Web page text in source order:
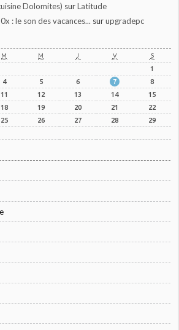
Dolomites) surLatitude
: le son des vacances... surupgradepc
M M J V S
1
4 5 6 7
8
11 12 13 14
15
18 19 20 21
22
25 26 27 28
29